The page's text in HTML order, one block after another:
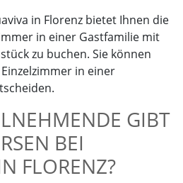
in Florenz bietet Ihnen die
in einer Gastfamilie mit
zu buchen. Sie können
in einer
GIBT
BEI
FLORENZ?